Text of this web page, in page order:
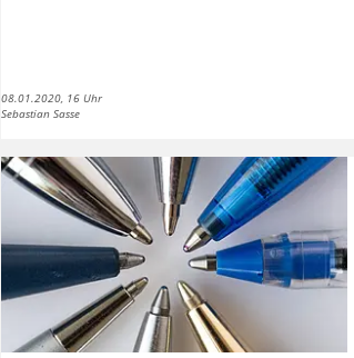
08.01.2020, 16 Uhr
Sebastian Sasse